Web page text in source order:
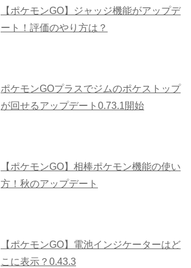
【ポケモンGO】ジャッジ機能がアップデ
ート！評価のやり方は？
ポケモンGOプラスでジムのポケストップ
が回せるアップデート0.73.1開始
【ポケモンGO】相棒ポケモン機能の使い
方！秋のアップデート
【ポケモンGO】電池インジケーターはど
こに表示？0.43.3